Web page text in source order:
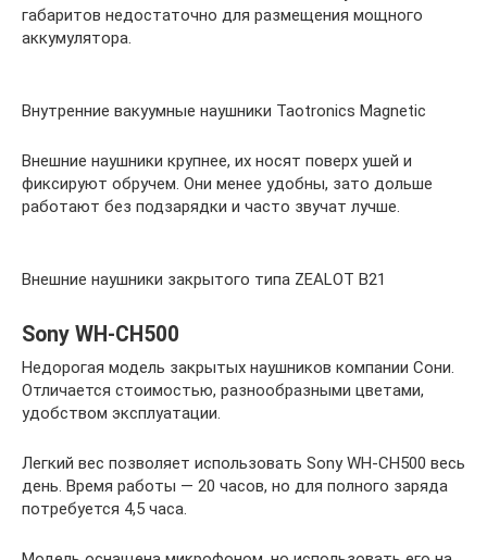
габаритов недостаточно для размещения мощного
аккумулятора.
Внутренние вакуумные наушники Taotronics Magnetic
Внешние наушники крупнее, их носят поверх ушей и
фиксируют обручем. Они менее удобны, зато дольше
работают без подзарядки и часто звучат лучше.
Внешние наушники закрытого типа ZEALOT B21
Sony WH-CH500
Недорогая модель закрытых наушников компании Сони.
Отличается стоимостью, разнообразными цветами,
удобством эксплуатации.
Легкий вес позволяет использовать Sony WH-CH500 весь
день. Время работы — 20 часов, но для полного заряда
потребуется 4,5 часа.